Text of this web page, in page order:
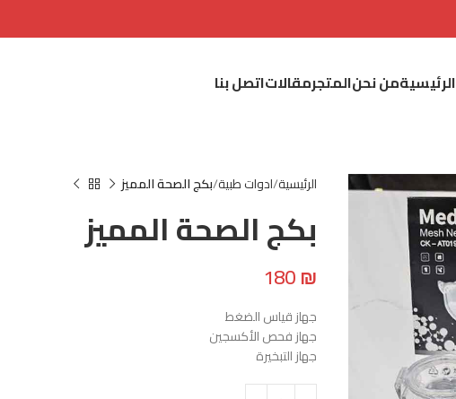
الرئيسيةمن نحنالمتجرمقالاتاتصل بنا
الرئيسية ادوات طبية بكج الصحة المميز
بكج الصحة المميز
180₪
جهاز قياس الضغط
جهاز فحص الأكسجين
جهاز التبخيرة